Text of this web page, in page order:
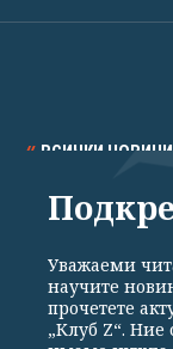
ВСИЧКИ НОВИНИ
СПОРТ
Уважаеми
научите
прочетете
„Клуб Z“.